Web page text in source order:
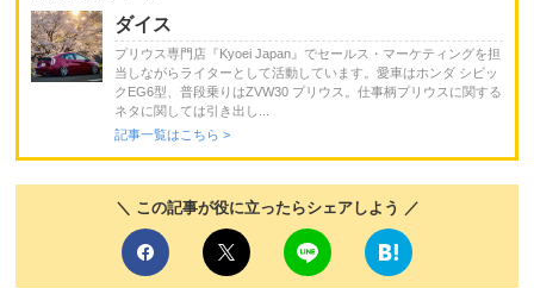
ダイス
プリウス専門店『Kyoei Japan』でセールス・マーケティングを担
当しながらライターとして活動しています。愛車はホンダ シビッ
クEG6型、普段乗りはZVW30 プリウス。仕事柄プリウスに関する
ネタに関しては引き出し...
記事一覧はこちら >
＼ この記事が役に立ったらシェアしよう ／